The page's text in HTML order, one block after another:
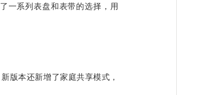
一系列表盘和表带的选择，用
版本还新增了家庭共享模式，